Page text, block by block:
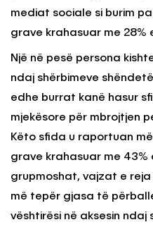
mediat sociale si burim
grave krahasuar me 28%
Një në pesë persona
ndaj shërbimeve
edhe burrat kanë hasur
mjekësore për mbrojtjen
Këto sfida u raportuan
grave krahasuar me 43%
grupmoshat, vajzat e reja
më tepër gjasa të
vështirësi në aksesin ndaj